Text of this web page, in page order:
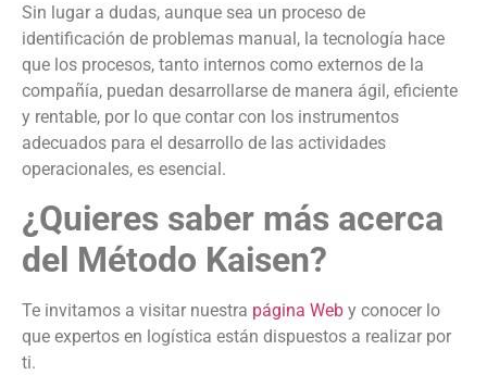
Sin lugar a dudas, aunque sea un proceso de
identificación de problemas manual, la tecnología hace
que los procesos, tanto internos como externos de la
compañía, puedan desarrollarse de manera ágil, eficiente
y rentable, por lo que contar con los instrumentos
adecuados para el desarrollo de las actividades
operacionales, es esencial.
¿Quieres saber más acerca
del Método Kaisen?
Te invitamos a visitar nuestra página Web y conocer lo
que expertos en logística están dispuestos a realizar por
ti.